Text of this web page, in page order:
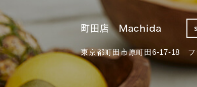
町田店 Machida
東京都町田市原町田6-17-18